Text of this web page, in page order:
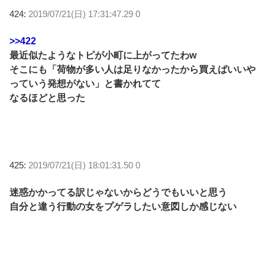
424: 2019/07/21(日) 17:31:47.29 0
>>422
最近似たようなトピが小町に上がってたわw
そこにも「荷物が多い人は足りなかったから買えばいいや
っていう発想がない」と書かれてて
なるほどと思った
425: 2019/07/21(日) 18:01:31.50 0
迷惑かかってる訳じゃないからどうでもいいと思う
自分と違う行動の女をプゲラしたい意図しか感じない